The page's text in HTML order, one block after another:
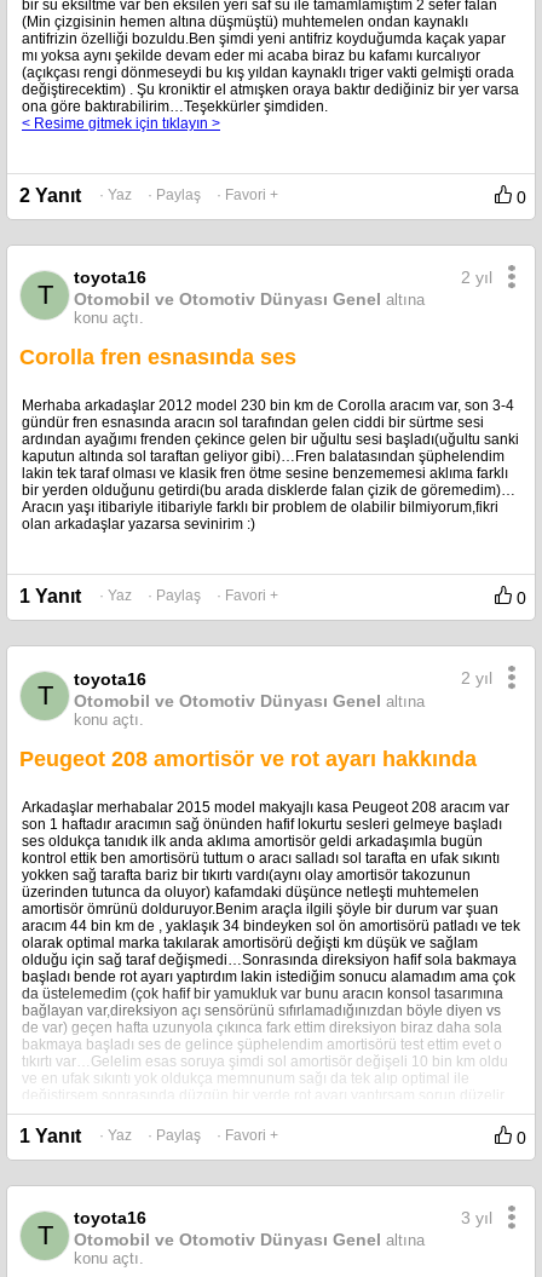
bir su eksiltme var ben eksilen yeri saf su ile tamamlamıştım 2 sefer falan
(Min çizgisinin hemen altına düşmüştü) muhtemelen ondan kaynaklı
antifrizin özelliği bozuldu.Ben şimdi yeni antifriz koyduğumda kaçak yapar
mı yoksa aynı şekilde devam eder mi acaba biraz bu kafamı kurcalıyor
(açıkçası rengi dönmeseydi bu kış yıldan kaynaklı triger vakti gelmişti orada
değiştirecektim) . Şu kroniktir el atmışken oraya baktır dediğiniz bir yer varsa
ona göre baktırabilirim…Teşekkürler şimdiden.
< Resime gitmek için tıklayın >
2 Yanıt · Yaz · Paylaş · Favori + 0
T
toyota16
Otomobil ve Otomotiv Dünyası Genel altına
konu açtı.
2 yıl
Corolla fren esnasında ses
Merhaba arkadaşlar 2012 model 230 bin km de Corolla aracım var, son 3-4
gündür fren esnasında aracın sol tarafından gelen ciddi bir sürtme sesi
ardından ayağımı frenden çekince gelen bir uğultu sesi başladı(uğultu sanki
kaputun altında sol taraftan geliyor gibi)…Fren balatasından şüphelendim
lakin tek taraf olması ve klasik fren ötme sesine benzememesi aklıma farklı
bir yerden olduğunu getirdi(bu arada disklerde falan çizik de göremedim)…
Aracın yaşı itibariyle itibariyle farklı bir problem de olabilir bilmiyorum,fikri
olan arkadaşlar yazarsa sevinirim :)
1 Yanıt · Yaz · Paylaş · Favori + 0
T
toyota16
Otomobil ve Otomotiv Dünyası Genel altına
konu açtı.
2 yıl
Peugeot 208 amortisör ve rot ayarı hakkında
Arkadaşlar merhabalar 2015 model makyajlı kasa Peugeot 208 aracım var
son 1 haftadır aracımın sağ önünden hafif lokurtu sesleri gelmeye başladı
ses oldukça tanıdık ilk anda aklıma amortisör geldi arkadaşımla bugün
kontrol ettik ben amortisörü tuttum o aracı salladı sol tarafta en ufak sıkıntı
yokken sağ tarafta bariz bir tıkırtı vardı(aynı olay amortisör takozunun
üzerinden tutunca da oluyor) kafamdaki düşünce netleşti muhtemelen
amortisör ömrünü dolduruyor.Benim araçla ilgili şöyle bir durum var şuan
aracım 44 bin km de , yaklaşık 34 bindeyken sol ön amortisörü patladı ve tek
olarak optimal marka takılarak amortisörü değişti km düşük ve sağlam
olduğu için sağ taraf değişmedi…Sonrasında direksiyon hafif sola bakmaya
başladı bende rot ayarı yaptırdım lakin istediğim sonucu alamadım ama çok
da üstelemedim (çok hafif bir yamukluk var bunu aracın konsol tasarımına
bağlayan var,direksiyon açı sensörünü sıfırlamadığınızdan böyle diyen vs
de var) geçen hafta uzunyola çıkınca fark ettim direksiyon biraz daha sola
bakmaya başladı ses de gelince şüphelendim amortisörü test ettim evet o
tıkırtı var…Gelelim esas soruya şimdi sol amortisör değişeli 10 bin km oldu
ve en ufak sıkıntı yok oldukça memnunum sağı da tek alıp optimal ile
değiştirsem sonrasında düzgün bir yerde rot ayarı yaptırsam sorun düzelir
mi sizce yoksa çift değişmeden olmaz mı ? Bu arada kontrol esnasında fark
ettim sol rot başının körüğü de yırtılmış boşluk yok gibi lakin hem muayene
yaklaşıyor hemde ayara sokacağım için eksiklerini de yaptırmayı
düşünüyorum rot başı için marka önerilerinize de açığım . Biraz uzun oldu
tek olarak değiştirdim , üstüne de rot ayarı yaptırdım araba ok gibi oldu.
1 Yanıt · Yaz · Paylaş · Favori + 0
T
toyota16
Otomobil ve Otomotiv Dünyası Genel altına
konu açtı.
3 yıl